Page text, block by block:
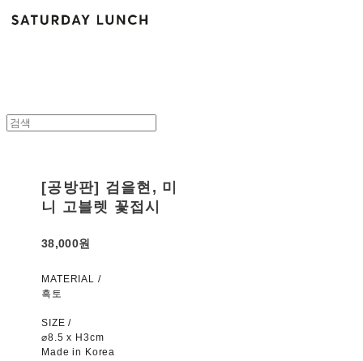
[공방판] 검을현, 미
니 고블렛 꽃접시
38,000원
MATERIAL /
흑토
SIZE /
⌀8.5 x H3cm
Made in Korea